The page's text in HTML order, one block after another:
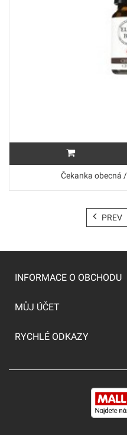
Čekanka obecná
PREV
INFORMACE O OBCHODU
MŮJ ÚČET
RYCHLÉ ODKAZY